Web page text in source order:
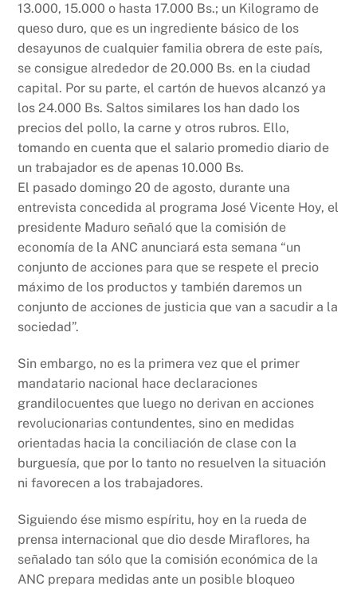
13.000, 15.000 o hasta 17.000 Bs.; un Kilogramo de
queso duro, que es un ingrediente básico de los
desayunos de cualquier familia obrera de este país,
se consigue alrededor de 20.000 Bs. en la ciudad
capital. Por su parte, el cartón de huevos alcanzó ya
los 24.000 Bs. Saltos similares los han dado los
precios del pollo, la carne y otros rubros. Ello,
tomando en cuenta que el salario promedio diario de
un trabajador es de apenas 10.000 Bs.
El pasado domingo 20 de agosto, durante una
entrevista concedida al programa José Vicente Hoy, el
presidente Maduro señaló que la comisión de
economía de la ANC anunciará esta semana “un
conjunto de acciones para que se respete el precio
máximo de los productos y también daremos un
conjunto de acciones de justicia que van a sacudir a la
sociedad”.
Sin embargo, no es la primera vez que el primer
mandatario nacional hace declaraciones
grandilocuentes que luego no derivan en acciones
revolucionarias contundentes, sino en medidas
orientadas hacia la conciliación de clase con la
burguesía, que por lo tanto no resuelven la situación
ni favorecen a los trabajadores.
Siguiendo ése mismo espíritu, hoy en la rueda de
prensa internacional que dio desde Miraflores, ha
señalado tan sólo que la comisión económica de la
ANC prepara medidas ante un posible bloqueo